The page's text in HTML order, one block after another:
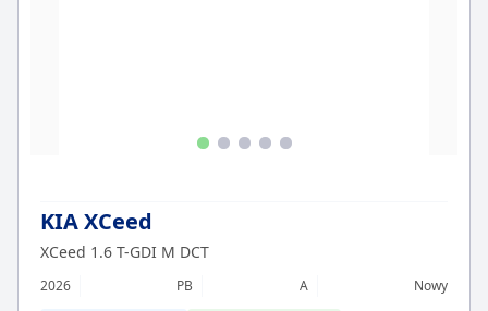
KIA XCeed
XCeed 1.6 T-GDI M DCT
2026 PB A
Nowy